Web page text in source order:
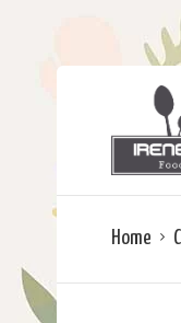
Home